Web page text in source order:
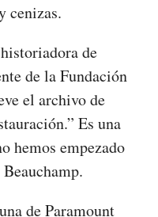
cenizas.
de
de la Fundación
el archivo de
Es una
hemos empezado
de Paramount